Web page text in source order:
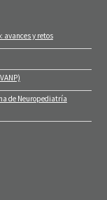
avances y retos
de Neuropediatría